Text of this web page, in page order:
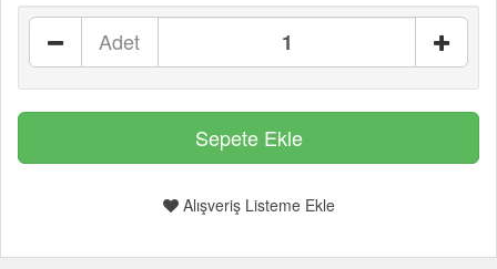
Adet
Alışveriş Listeme Ekle